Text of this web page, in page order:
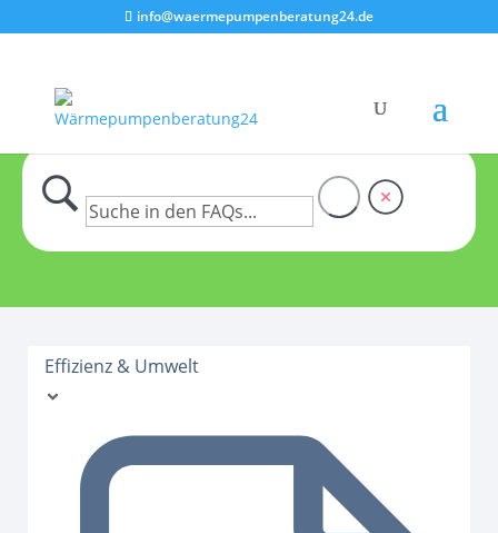
info@waermepumpenberatung24.de
Effizienz & Umwelt